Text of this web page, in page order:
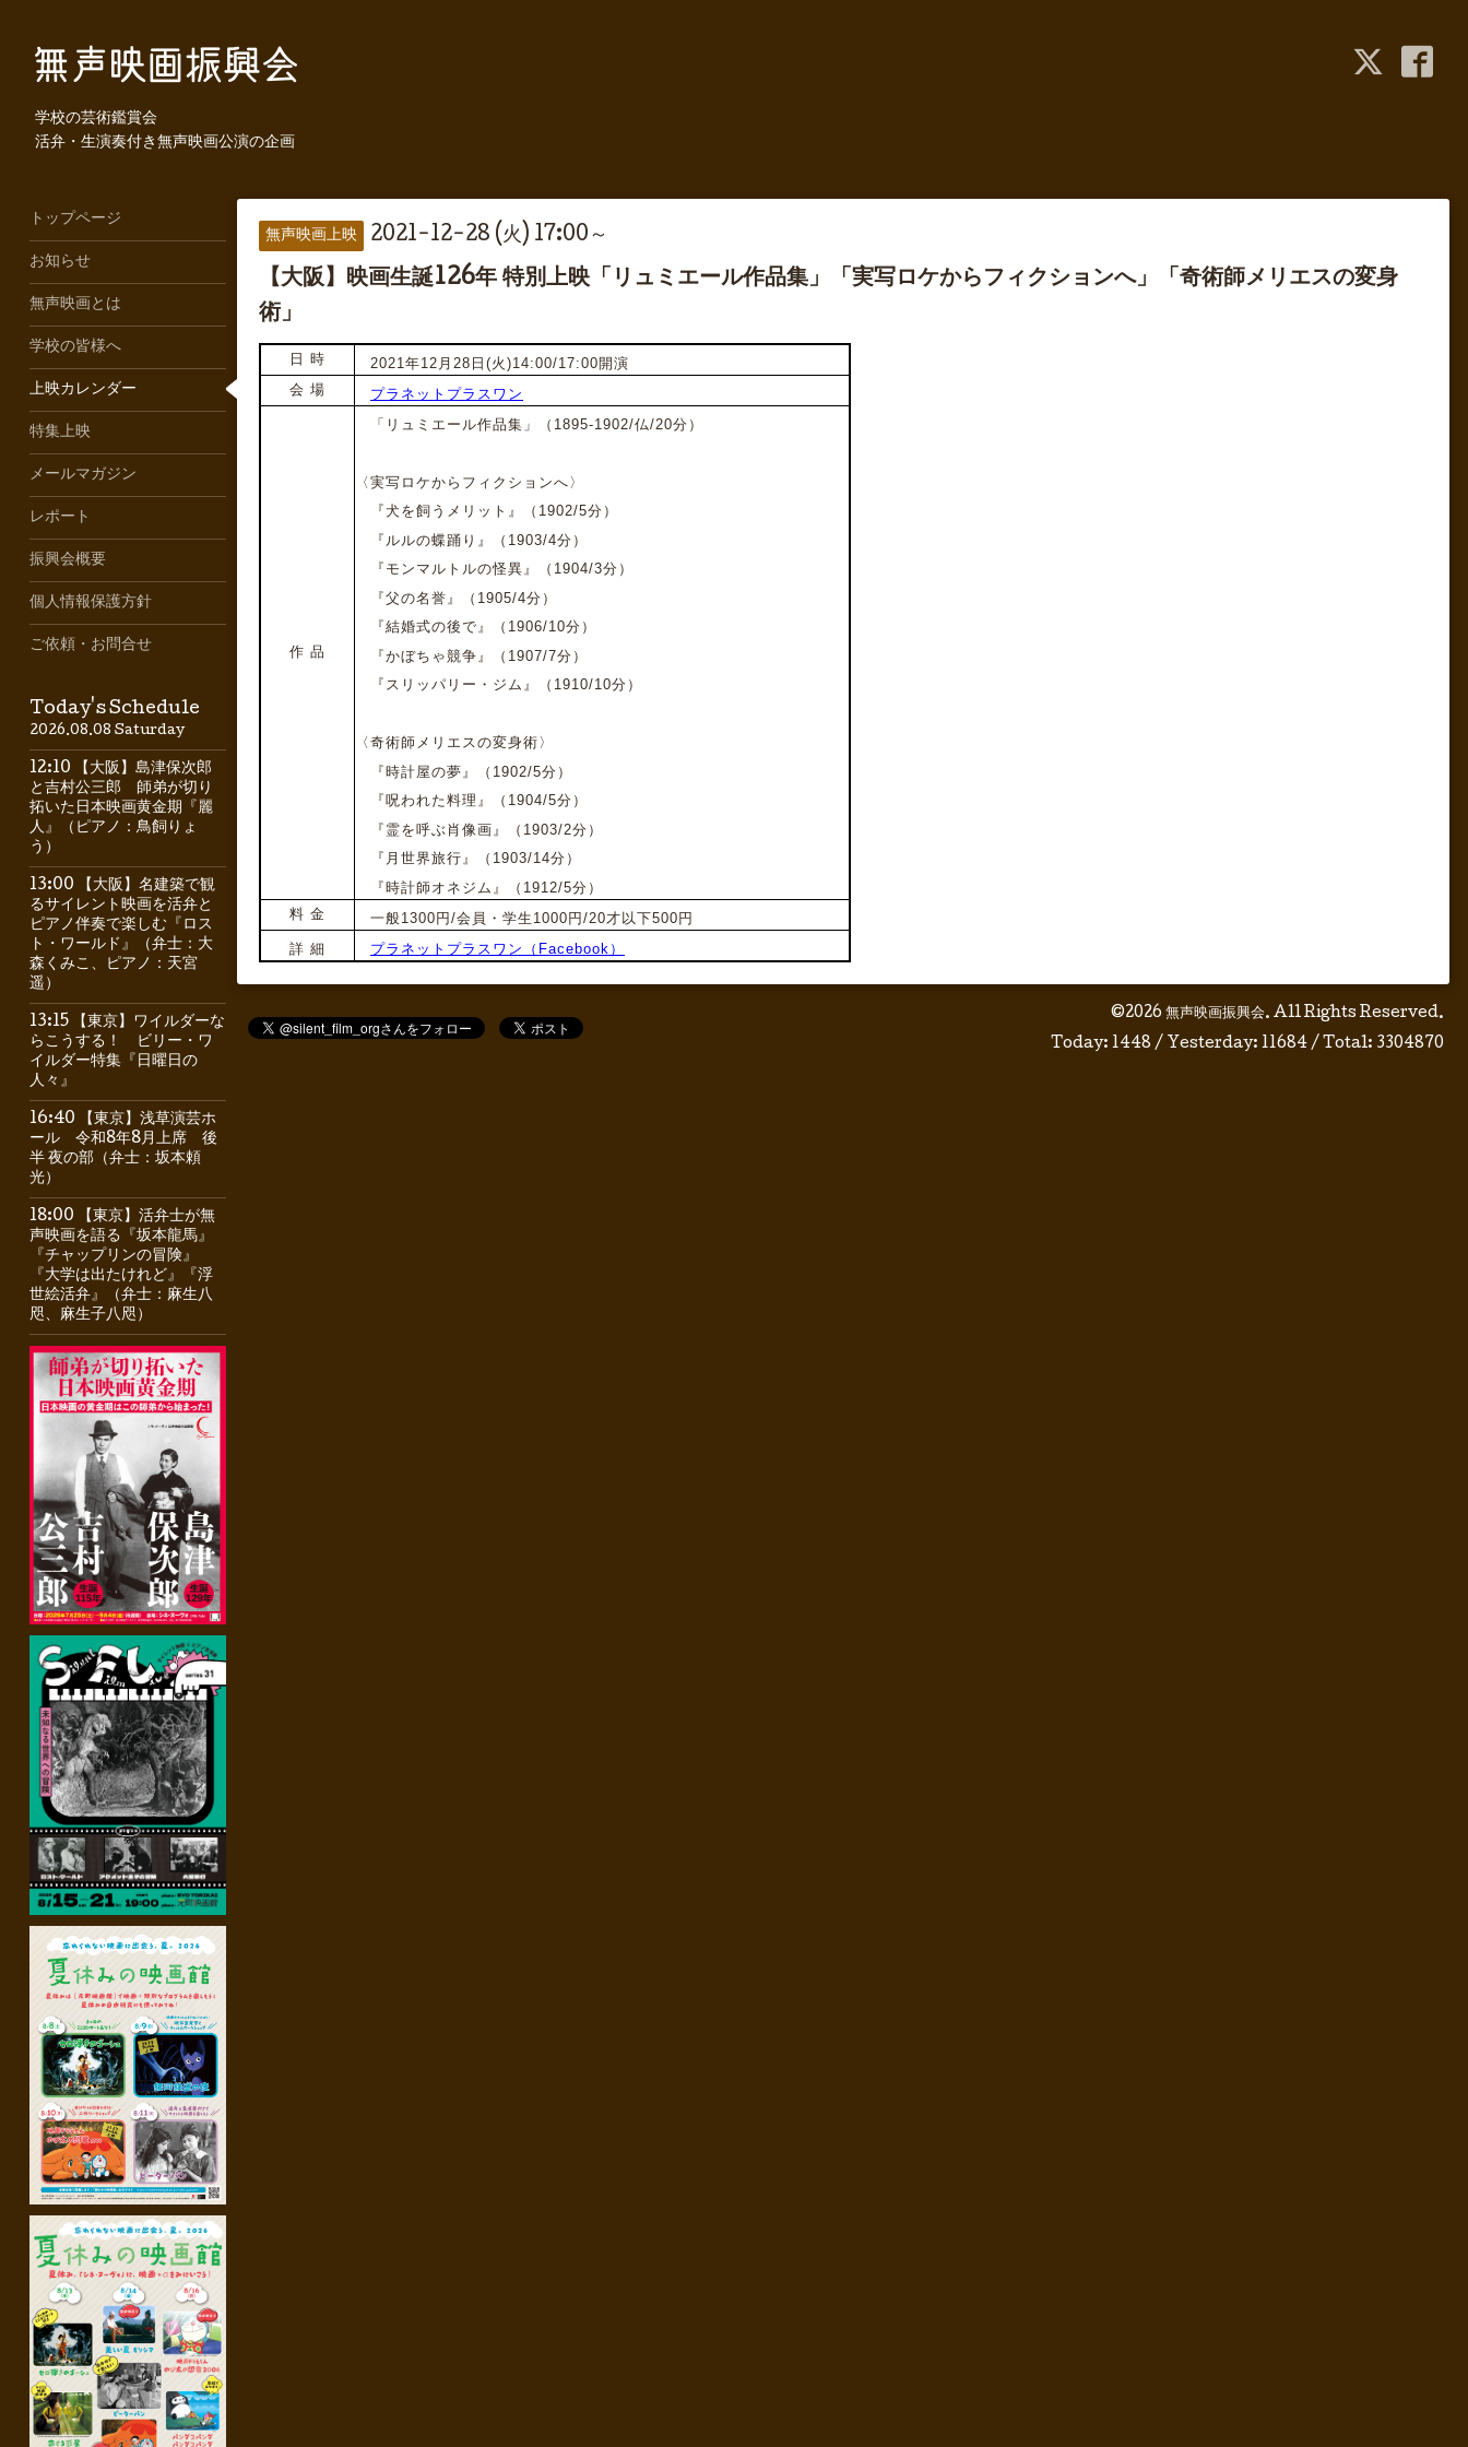
学校の芸術鑑賞会
活弁・生演奏付き無声映画公演の企画
無声映画上映 2021-12-28 (火) 17:00～
【大阪】映画生誕126年 特別上映「リュミエール作品集」「実写ロケからフィクションへ」「奇術師メリエスの変身
術」
日 時
2021年12月28日(火)14:00/17:00開演
会 場
プラネットプラスワン
作 品
「リュミエール作品集」（1895-1902/仏/20分）
〈実写ロケからフィクションへ〉
『犬を飼うメリット』（1902/5分）
『ルルの蝶踊り』（1903/4分）
『モンマルトルの怪異』（1904/3分）
『父の名誉』（1905/4分）
『結婚式の後で』（1906/10分）
『かぼちゃ競争』（1907/7分）
『スリッパリー・ジム』（1910/10分）
〈奇術師メリエスの変身術〉
『時計屋の夢』（1902/5分）
『呪われた料理』（1904/5分）
『霊を呼ぶ肖像画』（1903/2分）
『月世界旅行』（1903/14分）
『時計師オネジム』（1912/5分）
料 金
一般1300円/会員・学生1000円/20才以下500円
詳 細
プラネットプラスワン（Facebook）
©2026 無声映画振興会. All Rights Reserved.
Today: 1448 / Yesterday: 11684 / Total: 3304870
トップページ
お知らせ
無声映画とは
学校の皆様へ
上映カレンダー
特集上映
メールマガジン
レポート
振興会概要
個人情報保護方針
ご依頼・お問合せ
Today's Schedule
2026.08.08 Saturday
12:10 【大阪】島津保次郎
と吉村公三郎 師弟が切り
拓いた日本映画黄金期『麗
人』（ピアノ：鳥飼りょ
う）
13:00 【大阪】名建築で観
るサイレント映画を活弁と
ピアノ伴奏で楽しむ『ロス
ト・ワールド』（弁士：大
森くみこ、ピアノ：天宮
遥）
13:15 【東京】ワイルダーな
らこうする！ ビリー・ワ
イルダー特集『日曜日の
人々』
16:40 【東京】浅草演芸ホ
ール 令和8年8月上席 後
半 夜の部（弁士：坂本頼
光）
18:00 【東京】活弁士が無
声映画を語る『坂本龍馬』
『チャップリンの冒険』
『大学は出たけれど』『浮
世絵活弁』（弁士：麻生八
咫、麻生子八咫）